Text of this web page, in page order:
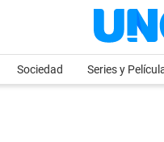
Sociedad Series y